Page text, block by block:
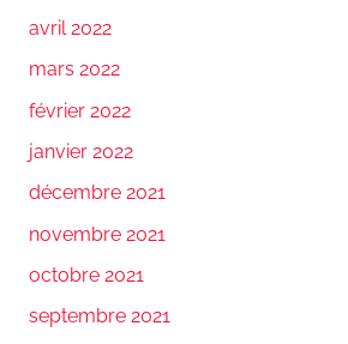
avril 2022
mars 2022
février 2022
janvier 2022
décembre 2021
novembre 2021
octobre 2021
septembre 2021